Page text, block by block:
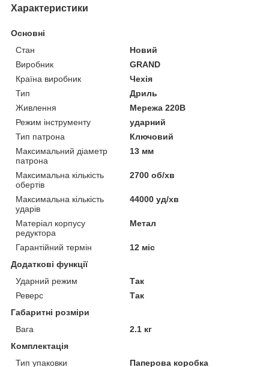
Характеристики
Основні
Стан
Новий
Виробник
GRAND
Країна виробник
Чехія
Тип
Дриль
Живлення
Мережа 220В
Режим інструменту
ударний
Тип патрона
Ключовий
Максимальний діаметр
патрона
13 мм
Максимальна кількість
обертів
2700 об/хв
Максимальна кількість
ударів
44000 уд/хв
Матеріал корпусу
редуктора
Метал
Гарантійний термін
12 міс
Додаткові функції
Ударний режим
Так
Реверс
Так
Габаритні розміри
Вага
2.1 кг
Комплектація
Тип упаковки
Паперова коробка